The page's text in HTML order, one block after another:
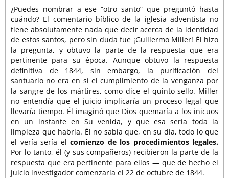
¿Puedes nombrar a ese “otro santo” que preguntó hasta
cuándo? El comentario bíblico de la iglesia adventista no
tiene absolutamente nada que decir acerca de la identidad
de estos santos, pero sin duda fue ¡Guillermo Miller! Él hizo
la pregunta, y obtuvo la parte de la respuesta que era
pertinente para su época. Aunque obtuvo la respuesta
definitiva de 1844, sin embargo, la purificación del
santuario no era en sí el cumplimiento de la venganza por
la sangre de los mártires, como dice el quinto sello. Miller
no entendía que el juicio implicaría un proceso legal que
llevaría tiempo. Él imaginó que Dios quemaría a los inicuos
en un instante en Su venida, y que esa sería toda la
limpieza que habría. Él no sabía que, en su día, todo lo que
el vería sería el comienzo de los procedimientos legales.
Por lo tanto, él (y sus compañeros) recibieron la parte de la
respuesta que era pertinente para ellos — que de hecho el
juicio investigador comenzaría el 22 de octubre de 1844.